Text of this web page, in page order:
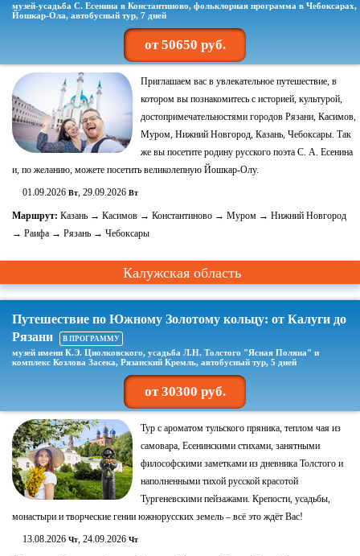
музей-усадьба С. Есенина в Константиново, фольклорная программа в Чебоксарах,
Йошкар-Ола, автобусный тур, 7 дней
от 50650 руб.
Приглашаем вас в увлекательное путешествие, в
котором вы познакомитесь с историей, культурой,
достопримечательностями городов Рязани, Касимов,
Муром, Нижний Новгород, Казань, Чебоксары. Так
же вы посетите родину русского поэта С. А. Есенина
и, по желанию, можете посетить великолепную Йошкар-Олу.
01.09.2026 Вт, 29.09.2026 Вт
Маршрут: Казань → Касимов → Константиново → Муром → Нижний Новгород
→ Раифа → Рязань → Чебоксары
Калужская область
Путешествие по Южному Золотому кольцу: от Калуги до
Рязани
В ПРОГРАММУ
музей имени К.Э. Циолковского, усадьба Л.Н. Толстого "Ясная Поляна" и
комплекс Козлова Засека, Рязанский Кремль, автобусный тур, 5 дней
от 30300 руб.
Тур с ароматом тульского пряника, теплом чая из
самовара, Есенинскими стихами, занятными
философскими заметками из дневника Толстого и
наполненными тихой русской красотой
Тургеневскими пейзажами. Крепости, усадьбы,
монастыри и творческие гении южнорусских земель – всё это ждёт Вас!
13.08.2026 Чт, 24.09.2026 Чт